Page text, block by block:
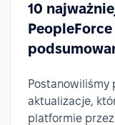
10
Postanowiliśmy
aktualizacje,
platformie przez